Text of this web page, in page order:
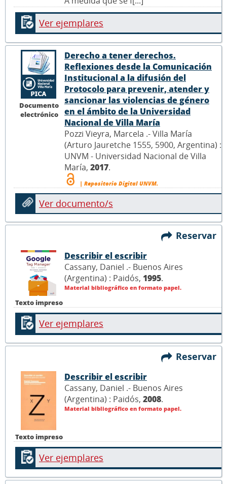
Ver ejemplares
Documento
electrónico
Derecho a tener derechos.
Reflexiones desde la Comunicación
Institucional a la difusión del
Protocolo para prevenir, atender y
sancionar las violencias de género
en el ámbito de la Universidad
Nacional de Villa María
Pozzi Vieyra, Marcela .- Villa María
(Arturo Jauretche 1555, 5900, Argentina) :
UNVM - Universidad Nacional de Villa
María, 2017.
| Repositorio Digital UNVM.
Ver documento/s
Reservar
Texto impreso
Describir el escribir
Cassany, Daniel .- Buenos Aires
(Argentina) : Paidós, 1995.
Material bibliográfico en formato papel.
Ver ejemplares
Reservar
Texto impreso
Describir el escribir
Cassany, Daniel .- Buenos Aires
(Argentina) : Paidós, 2008.
Material bibliográfico en formato papel.
Ver ejemplares